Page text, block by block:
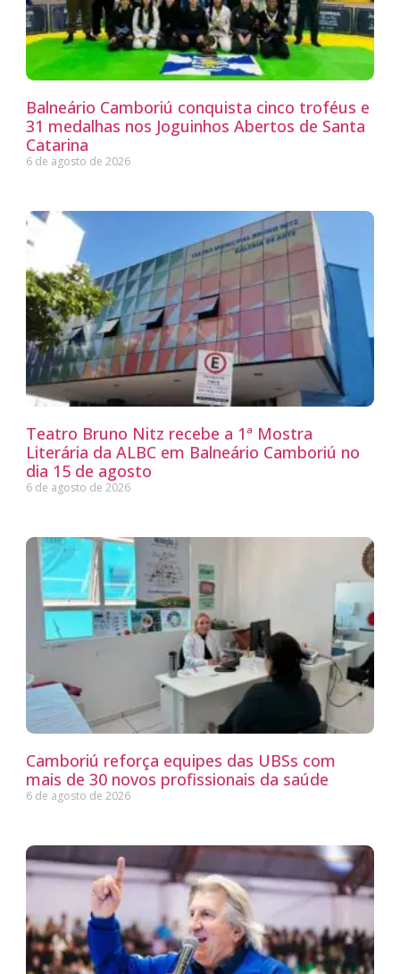
Balneário Camboriú conquista cinco troféus e
31 medalhas nos Joguinhos Abertos de Santa
Catarina
6 de agosto de 2026
Teatro Bruno Nitz recebe a 1ª Mostra
Literária da ALBC em Balneário Camboriú no
dia 15 de agosto
6 de agosto de 2026
Camboriú reforça equipes das UBSs com
mais de 30 novos profissionais da saúde
6 de agosto de 2026